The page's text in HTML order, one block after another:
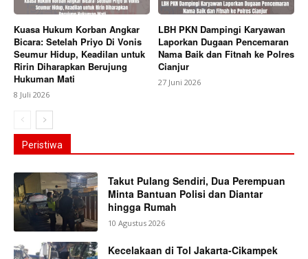
Kuasa Hukum Korban Angkar
Bicara: Setelah Priyo Di Vonis
Seumur Hidup, Keadilan untuk
Ririn Diharapkan Berujung
Hukuman Mati
8 Juli 2026
LBH PKN Dampingi Karyawan
Laporkan Dugaan Pencemaran
Nama Baik dan Fitnah ke Polres
Cianjur
27 Juni 2026
Peristiwa
Takut Pulang Sendiri, Dua Perempuan
Minta Bantuan Polisi dan Diantar
hingga Rumah
10 Agustus 2026
Kecelakaan di Tol Jakarta-Cikampek